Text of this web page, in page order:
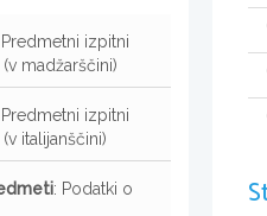
izpitni
madžarščini)
izpitni
italijanščini)
: Podatki o